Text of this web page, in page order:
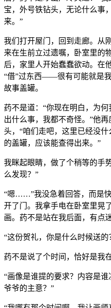
宝，外号铁钻头，无论什么事
来。”
我们打开屋门，回到走廊。从
来在生前立过遗嘱，卧室里的
后，家里人开始蠢蠢欲动。在
“借”过东西——很有可能就是
故事盖罐。
药不是道：“你现在明白，为
出什么事，我都不奇怪。”他
头，“咱们走吧，这里已经没
的盖罐，应该能查得出来。”
我眯起眼睛，做了个稍等的手
么发现？”
“嗯……”我没急着回答，而是
开了门。我拿手电在卧室里晃
画。药不是站在我后面，有点
“这份贺礼，你是什么时候送的
药不是说了个时间，恰好是我
“画像是谁提的要求？内容是
爷爷的主意？”